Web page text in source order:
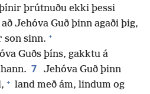
þrútnuðu ekki þessi
Jehóva Guð þinn agaði þig,
son sinn. +
Guðs þíns, gakktu á
7
Jehóva Guð þinn
+ land með ám, lindum og